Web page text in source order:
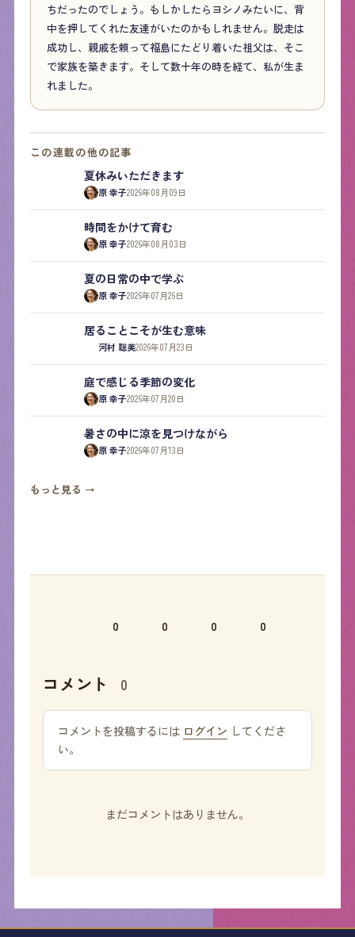
ちだったのでしょう。もしかしたらヨシノみたいに、背
中を押してくれた友達がいたのかもしれません。脱走は
成功し、親戚を頼って福島にたどり着いた祖父は、そこ
で家族を築きます。そして数十年の時を経て、私が生ま
れました。
この連載の他の記事
夏休みいただきます
原 幸子2026年08月09日
時間をかけて育む
原 幸子2026年08月03日
夏の日常の中で学ぶ
原 幸子2026年07月26日
居ることこそが生む意味
河村 聡美2026年07月23日
庭で感じる季節の変化
原 幸子2026年07月20日
暑さの中に涼を見つけながら
原 幸子2026年07月13日
もっと見る →
0 0 0 0
コメント 0
コメントを投稿するには ログイン してくださ
い。
まだコメントはありません。